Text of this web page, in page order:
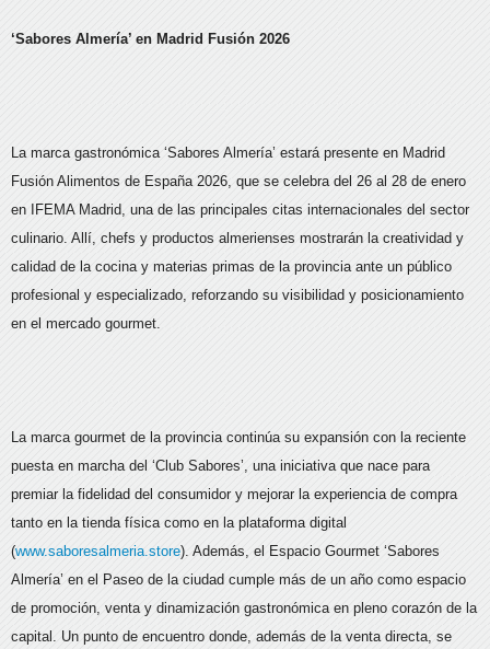
‘Sabores Almería’ en Madrid Fusión 2026
La marca gastronómica ‘Sabores Almería’ estará presente en Madrid
Fusión Alimentos de España 2026, que se celebra del 26 al 28 de enero
en IFEMA Madrid, una de las principales citas internacionales del sector
culinario. Allí, chefs y productos almerienses mostrarán la creatividad y
calidad de la cocina y materias primas de la provincia ante un público
profesional y especializado, reforzando su visibilidad y posicionamiento
en el mercado gourmet.
La marca gourmet de la provincia continúa su expansión con la reciente
puesta en marcha del ‘Club Sabores’, una iniciativa que nace para
premiar la fidelidad del consumidor y mejorar la experiencia de compra
tanto en la tienda física como en la plataforma digital
(www.saboresalmeria.store). Además, el Espacio Gourmet ‘Sabores
Almería’ en el Paseo de la ciudad cumple más de un año como espacio
de promoción, venta y dinamización gastronómica en pleno corazón de la
capital. Un punto de encuentro donde, además de la venta directa, se